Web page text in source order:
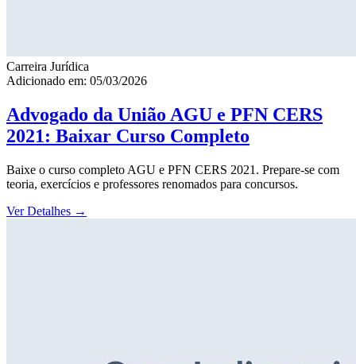
Carreira Jurídica
Adicionado em: 05/03/2026
Advogado da União AGU e PFN CERS
2021: Baixar Curso Completo
Baixe o curso completo AGU e PFN CERS 2021. Prepare-se com
teoria, exercícios e professores renomados para concursos.
Ver Detalhes →